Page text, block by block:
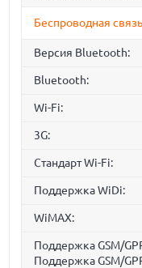
Беспроводная связь
Версия Bluetooth:
Bluetooth:
Wi-Fi:
3G:
Стандарт Wi-Fi:
Поддержка WiDi:
WiMAX:
Поддержка GSM/
Поддержка GSM/